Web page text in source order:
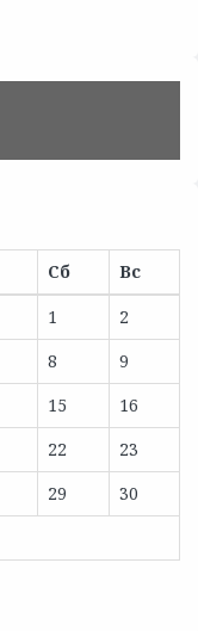
Сб
Вс
1
2
8
9
15
16
22
23
29
30